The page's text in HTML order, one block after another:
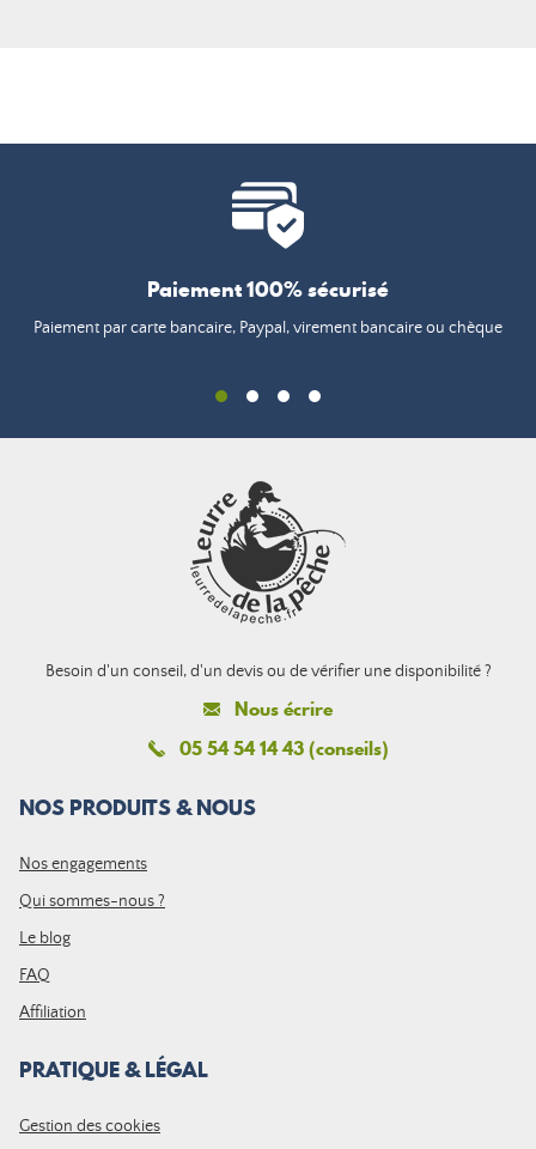
Paiement 100% sécurisé
Paiement par carte bancaire, Paypal, virement bancaire ou chèque
Besoin d'un conseil, d'un devis ou de vérifier une disponibilité ?
Nous écrire
05 54 54 14 43 (conseils)
NOS PRODUITS & NOUS
Nos engagements
Qui sommes-nous ?
Le blog
FAQ
Affiliation
PRATIQUE & LÉGAL
Gestion des cookies